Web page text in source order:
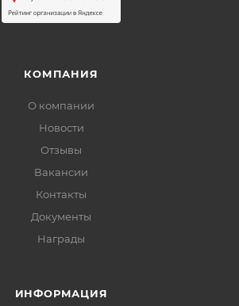
КОМПАНИЯ
О компании
Новости
Отзывы
Вакансии
Контакты
Документы
Награды
ИНФОРМАЦИЯ